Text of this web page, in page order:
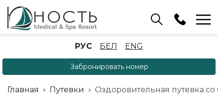
Бассейн
+375 (17) 503 93 22
Аренда беседок
+375 (33) 902 35 07
РУС БЕЛ ENG
Забронировать номер
Главная Путевки Оздоровительная путевка